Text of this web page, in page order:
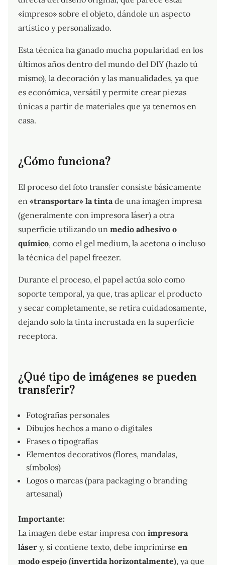
«impreso» sobre el objeto, dándole un aspecto
artístico y personalizado.
Esta técnica ha ganado mucha popularidad en los
últimos años dentro del mundo del DIY (hazlo tú
mismo), la decoración y las manualidades, ya que
es económica, versátil y permite crear piezas
únicas a partir de materiales que ya tenemos en
casa.
¿Cómo funciona?
El proceso del foto transfer consiste básicamente
en «transportar» la tintade una imagen impresa
(generalmente con impresora láser) a otra
superficie utilizando un medio adhesivo o
químico, como el gel medium, la acetona o incluso
la técnica del papel freezer.
Durante el proceso, el papel actúa solo como
soporte temporal, ya que, tras aplicar el producto
y secar completamente, se retira cuidadosamente,
dejando solo la tinta incrustada en la superficie
receptora.
¿Qué tipo de imágenes se pueden
transferir?
Fotografías personales
Dibujos hechos a mano o digitales
Frases o tipografías
Elementos decorativos (flores, mandalas,
símbolos)
Logos o marcas (para packaging o branding
artesanal)
Importante:
La imagen debe estar impresa con impresora
láser y, si contiene texto, debe imprimirse en
modo espejo (invertida horizontalmente), ya que